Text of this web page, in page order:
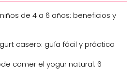
de 4 a 6 años: beneficios y
casero: guía fácil y práctica
comer el yogur natural: 6